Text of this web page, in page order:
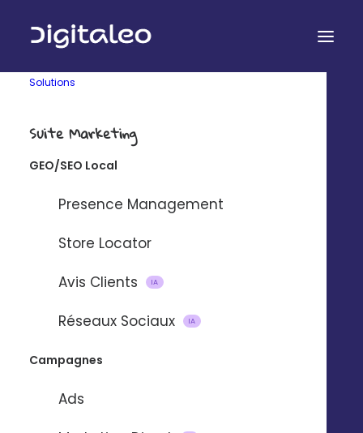
Solutions
Suite Marketing
GEO/SEO Local
Presence Management
Store Locator
Avis Clients
IA
Réseaux Sociaux IA
Campagnes
Ads
43 secondes pour découvrir
Digitaleo